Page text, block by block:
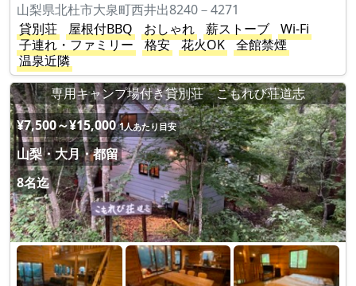
山梨県北杜市大泉町西井出8240－4271
貸別荘
屋根付BBQ おしゃれ 薪ストーブ
Wi-Fi
子連れ・ファミリー
格安 花火OK
全館禁煙
温泉近隣
専用キャンプ場付き貸別荘 こもれび荘道志
¥7,500～¥15,000 1人あたり目安
山梨・大月・都留
8名迄